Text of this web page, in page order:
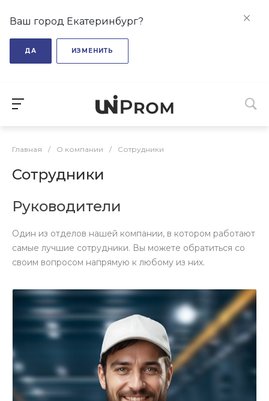
Ваш город Екатеринбург?
ДА ИЗМЕНИТЬ
Главная / О компании / Сотрудники
Сотрудники
Руководители
Один из отделов нашей компании, в котором работают
самые лучшие сотрудники. Вы можете обратиться со
своим вопросом напрямую к любому из них.